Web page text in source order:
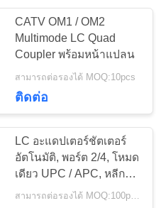
ฟเบอร์
ทอร์มินัล
60
CATV OM1 / OM2
Multimode LC Quad
Coupler พร้อมหน้าแปลน
สามารถต่อรองได้ MOQ:10pcs
ติดต่อ
LC อะแดปเตอร์ชัตเตอร์
อัตโนมัติ, พอร์ต 2/4, โหมด
เดียว UPC / APC, หลีก
เลี่ยงการปนเปื้อนฝุ่นบน
สามารถต่อรองได้ MOQ:100pcs